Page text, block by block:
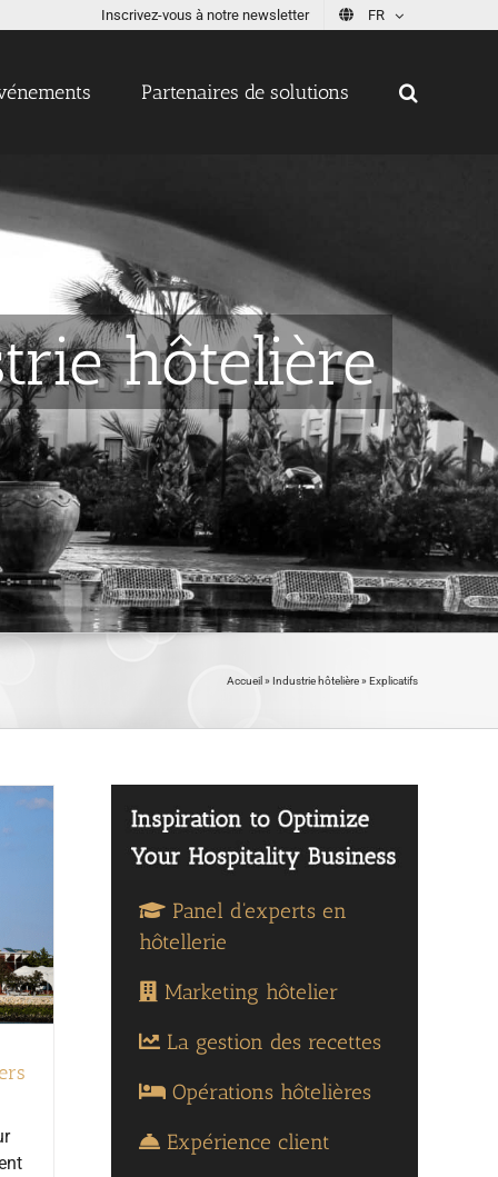
Inscrivez-vous à notre newsletter FR
Partenaires de solutions
hôtelière
Accueil » Industrie hôtelière» Explicatifs
Panel d'experts en
hôtellerie
Marketing hôtelier
La gestion des recettes
Opérations hôtelières
Expérience client